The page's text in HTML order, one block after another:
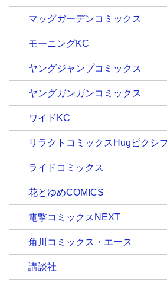
マッグガーデンコミックス
モーニングKC
ヤングジャンプコミックス
ヤングガンガンコミックス
ワイドKC
リラクトコミックスHugピクシ
ライドコミックス
花とゆめCOMICS
電撃コミックスNEXT
角川コミックス・エース
講談社